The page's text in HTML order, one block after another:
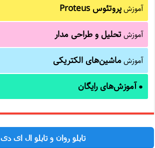
آموزشپروتئوس Proteus
آموزشتحلیل و طراحی مدار
آموزشماشین‌های الکتریکی
●آموزش‌های رایگان
تابلو روان و تابلو ال ای دی